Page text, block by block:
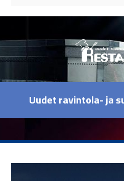
Uudet ravintola- ja